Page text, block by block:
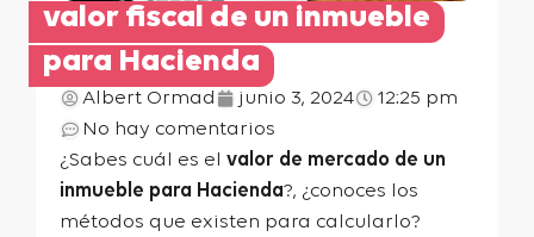
valor fiscal de un inmueble
para Hacienda
Albert Ormad junio 3, 2024
12:25 pm
No hay comentarios
¿Sabes cuál es el valor de mercado de un
inmueble para Hacienda?, ¿conoces los
métodos que existen para calcularlo?